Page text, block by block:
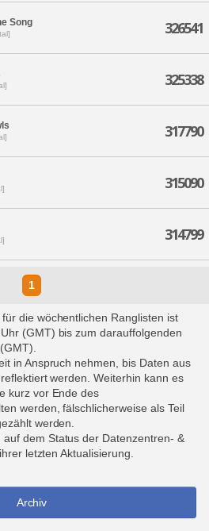
Song 326541
325338
317790
315090
314799
1
die wöchentlichen Ranglisten ist
(GMT) bis zum darauffolgenden
in Anspruch nehmen, bis Daten aus
werden. Weiterhin kann es
kurz vor Ende des
werden, fälschlicherweise als Teil
werden.
dem Status der Datenzentren- &
letzten Aktualisierung.
Archiv